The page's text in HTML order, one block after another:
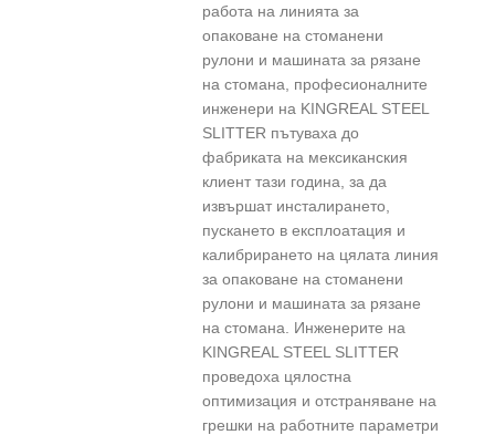
работа на линията за
опаковане на стоманени
рулони и машината за рязане
на стомана, професионалните
инженери на KINGREAL STEEL
SLITTER пътуваха до
фабриката на мексиканския
клиент тази година, за да
извършат инсталирането,
пускането в експлоатация и
калибрирането на цялата линия
за опаковане на стоманени
рулони и машината за рязане
на стомана. Инженерите на
KINGREAL STEEL SLITTER
проведоха цялостна
оптимизация и отстраняване на
грешки на работните параметри